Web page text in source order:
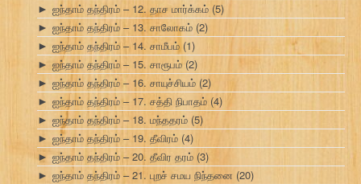
► ஐந்தாம் தந்திரம் – 12. தாச மார்க்கம் (5)
► ஐந்தாம் தந்திரம் – 13. சாலோகம் (2)
► ஐந்தாம் தந்திரம் – 14. சாமீபம் (1)
► ஐந்தாம் தந்திரம் – 15. சாரூபம் (2)
► ஐந்தாம் தந்திரம் – 16. சாயுச்சியம் (2)
► ஐந்தாம் தந்திரம் – 17. சத்தி நிபாதம் (4)
► ஐந்தாம் தந்திரம் – 18. மந்ததரம் (5)
► ஐந்தாம் தந்திரம் – 19. தீவிரம் (4)
► ஐந்தாம் தந்திரம் – 20. தீவிர தரம் (3)
► ஐந்தாம் தந்திரம் – 21. புறச் சமய நிந்தனை (20)